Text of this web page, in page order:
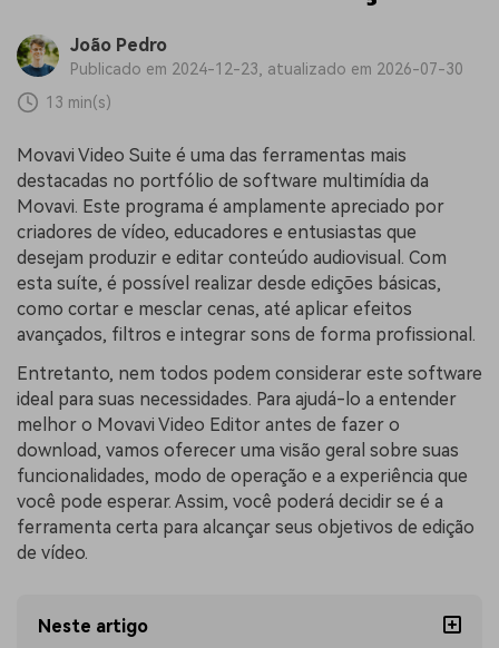
João Pedro
Publicado em 2024-12-23, atualizado em 2026-07-30
13 min(s)
Movavi Video Suite é uma das ferramentas mais
destacadas no portfólio de software multimídia da
Movavi. Este programa é amplamente apreciado por
criadores de vídeo, educadores e entusiastas que
desejam produzir e editar conteúdo audiovisual. Com
esta suíte, é possível realizar desde edições básicas,
como cortar e mesclar cenas, até aplicar efeitos
avançados, filtros e integrar sons de forma profissional.
Entretanto, nem todos podem considerar este software
ideal para suas necessidades. Para ajudá-lo a entender
melhor o Movavi Video Editor antes de fazer o
download, vamos oferecer uma visão geral sobre suas
funcionalidades, modo de operação e a experiência que
você pode esperar. Assim, você poderá decidir se é a
ferramenta certa para alcançar seus objetivos de edição
de vídeo.
Neste artigo